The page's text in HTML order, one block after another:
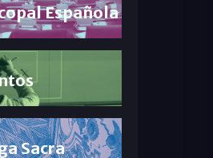
Española
Sacra